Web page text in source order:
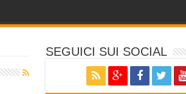
SEGUICI SUI SOCIAL